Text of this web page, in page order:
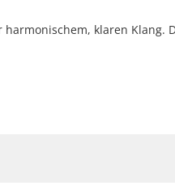
klaren Klang.